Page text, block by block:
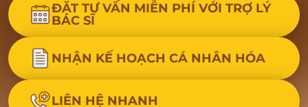
ĐẶT TƯ VẤN MIỄN PHÍ VỚI TRỢ LÝ
BÁC SĨ
NHẬN KẾ HOẠCH CÁ NHÂN HÓA
LIÊN HỆ NHANH